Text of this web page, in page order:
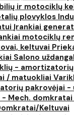
ir motociklų
plovyklos
Įrankiai
motociklų
keltuvai
Salono
- amortizatorių
/ matuokliai
pakrovėjai
Mech. domkratai
Keltuvai